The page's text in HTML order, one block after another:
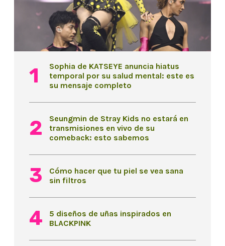
Sophia de KATSEYE anuncia hiatus
temporal por su salud mental: este es
su mensaje completo
Seungmin de Stray Kids no estará en
transmisiones en vivo de su
comeback: esto sabemos
Cómo hacer que tu piel se vea sana
sin filtros
5 diseños de uñas inspirados en
BLACKPINK